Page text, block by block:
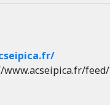
www.acseipica.fr/feed/